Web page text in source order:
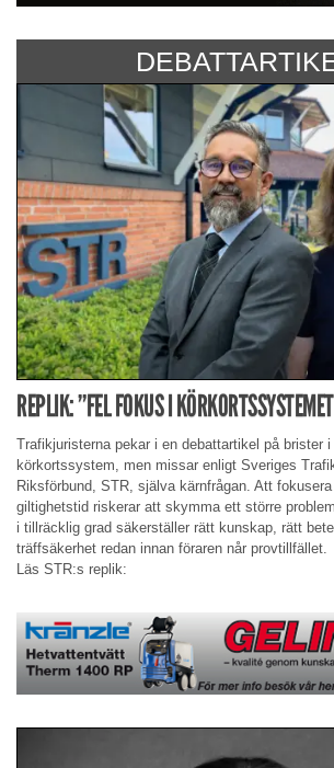
REPLIK: ”FEL FOKUS I
Trafikjuristerna pekar i en debattartikel på brister i
körkortssystem, men missar enligt Sveriges
Riksförbund, STR, själva kärnfrågan. Att
giltighetstid riskerar att skymma ett större
i tillräcklig grad säkerställer rätt kunskap, rätt
träffsäkerhet redan innan föraren når provtillfället.
Läs STR:s replik: